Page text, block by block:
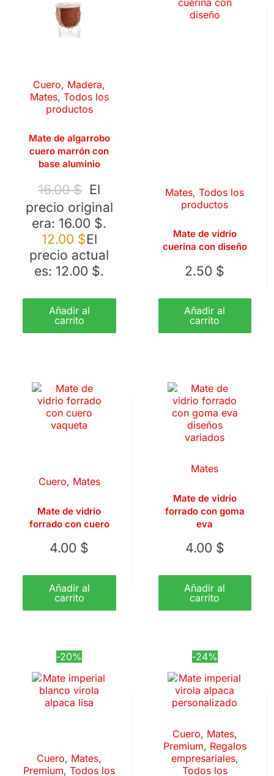
Cuero, Madera,
Mates, Todos los
productos
Mate de algarrobo
cuero marrón con
base aluminio
16.00$ El
precio original
era: 16.00 $.
12.00 $El
precio actual
es: 12.00 $.
Añadir al
carrito
Mates,Todos los
productos
Mate de vidrio
cuerina con diseño
2.50 $
Añadir al
carrito
Cuero, Mates
Mate de vidrio
forrado con cuero
4.00 $
Añadir al
carrito
Mates
Mate de vidrio
forrado con goma
eva
4.00 $
Añadir al
carrito
-20%
Cuero, Mates,
Premium,Todos los
-24%
Cuero, Mates,
Premium, Regalos
empresariales,
Todos los